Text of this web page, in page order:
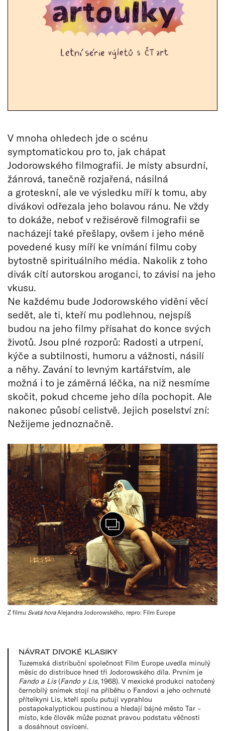
V mnoha ohledech jde o scénu
symptomatickou pro to, jak chápat
Jodorowského filmografii. Je místy absurdní,
žánrová, tanečně rozjařená, násilná
a groteskní, ale ve výsledku míří k tomu, aby
divákovi odřezala jeho bolavou ránu. Ne vždy
to dokáže, neboť v režisérově filmografii se
nacházejí také přešlapy, ovšem i jeho méně
povedené kusy míří ke vnímání filmu coby
bytostně spirituálního média. Nakolik z toho
divák cítí autorskou aroganci, to závisí na jeho
vkusu.
Ne každému bude Jodorowského vidění věcí
sedět, ale ti, kteří mu podlehnou, nejspíš
budou na jeho filmy přísahat do konce svých
životů. Jsou plné rozporů: Radosti a utrpení,
kýče a subtilnosti, humoru a vážnosti, násilí
a něhy. Zavání to levným kartářstvím, ale
možná i to je záměrná léčka, na niž nesmíme
skočit, pokud chceme jeho díla pochopit. Ale
nakonec působí celistvě. Jejich poselství zní:
Nežijeme jednoznačně.
Z filmu Svatá horaAlejandra Jodorowského, repro: Film Europe
NÁVRAT DIVOKÉ KLASIKY
Tuzemská distribuční společnost Film Europe uvedla minulý
měsíc do distribuce hned tři Jodorowského díla. Prvním je
Fando a Lis(Fando y Lis, 1968). V mexické produkci natočený
černobílý snímek stojí na příběhu o Fandovi a jeho ochrnuté
přítelkyni Lis, kteří spolu putují vyprahlou
postapokalyptickou pustinou a hledají bájné město Tar –
místo, kde člověk může poznat pravou podstatu věčnosti
a dosáhnout osvícení.